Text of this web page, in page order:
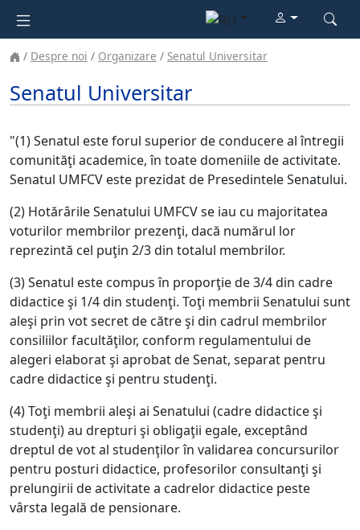
Despre noi Organizare Senatul Universitar
Senatul Universitar
"(1) Senatul este forul superior de conducere al întregii
comunităţi academice, în toate domeniile de activitate.
Senatul UMFCV este prezidat de Presedintele Senatului.
(2) Hotărârile Senatului UMFCV se iau cu majoritatea
voturilor membrilor prezenţi, dacă numărul lor
reprezintă cel puţin 2/3 din totalul membrilor.
(3) Senatul este compus în proporţie de 3/4 din cadre
didactice şi 1/4 din studenţi. Toţi membrii Senatului sunt
aleşi prin vot secret de către şi din cadrul membrilor
consiliilor facultăţilor, conform regulamentului de
alegeri elaborat şi aprobat de Senat, separat pentru
cadre didactice şi pentru studenţi.
(4) Toţi membrii aleşi ai Senatului (cadre didactice şi
studenţi) au drepturi şi obligaţii egale, exceptând
dreptul de vot al studenţilor în validarea concursurilor
pentru posturi didactice, profesorilor consultanţi şi
prelungirii de activitate a cadrelor didactice peste
vârsta legală de pensionare.